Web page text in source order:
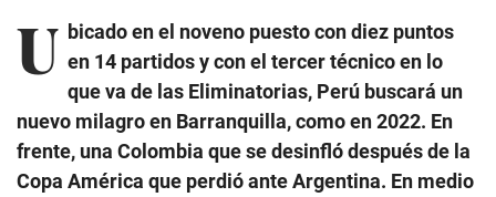
U bicado en el noveno puesto con diez puntos
en 14 partidos y con el tercer técnico en lo
que va de las Eliminatorias, Perú buscará un
nuevo milagro en Barranquilla, como en 2022. En
frente, una Colombia que se desinfló después de la
Copa América que perdió ante Argentina. En medio